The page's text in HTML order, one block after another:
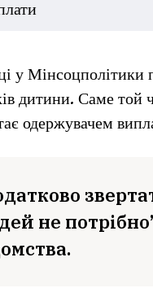
у
дитини. Саме той
одержувачем
не